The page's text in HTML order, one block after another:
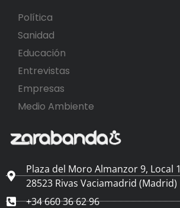
Política
Sanidad
Educación
Entrevistas
Empresas
Medio Ambiente
Plaza del Moro Almanzor 9, Local 1
28523 Rivas Vaciamadrid (Madrid)
+34 660 36 62 96